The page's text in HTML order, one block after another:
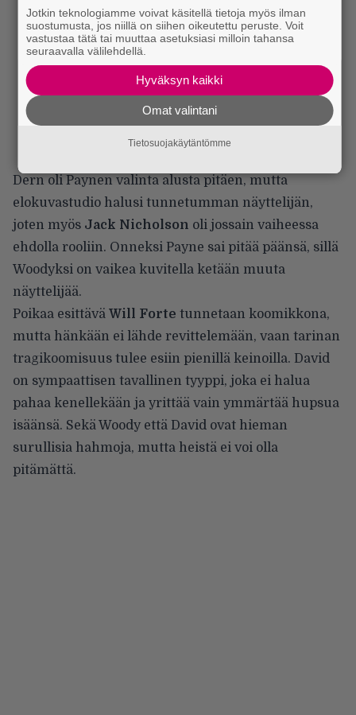
Dern oli Paynen valinta alusta pitäen, mutta
elokuvastudio halusi tunnetumman näyttelijän,
joten myös Jack Nicholson oli jossain vaiheessa
ehdolla rooliin. Onneksi Payne sai pitää päänsä, sillä
Woodyksi on vaikea kuvitella ketään muuta
näyttelijää.
Poikaa esittävä Will Forte tunnetaan koomikkona,
mutta hänkään ei lähde revittelemään, vaan tarinan
tragikoomisuus tulee esiin pienillä keinoilla. David
on sympaattisen tavallinen tyyppi, joka ei halua
pahaa kenellekään ja yrittää vain ymmärtää hupsua
isäänsä. Sekä Woody että David ovat hieman
surullisia hahmoja, mutta heistä ei voi olla
pitämättä.
Jotkin teknologiamme voivat käsitellä tietoja myös ilman
suostumusta, jos niillä on siihen oikeutettu peruste. Voit
vastustaa tätä tai muuttaa asetuksiasi milloin tahansa
seuraavalla välilehdellä.
Hyväksyn kaikki
Omat valintani
Tietosuojakäytäntömme